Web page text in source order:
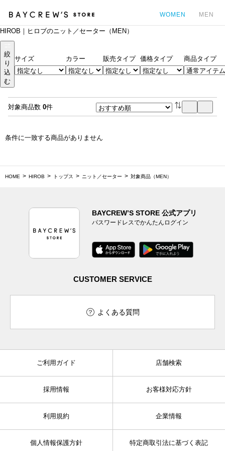
WOMEN MEN
HIROB｜ヒロブのニット／セーター（MEN）
絞
り
込
む
サイズ カラー 販売タイプ 価格タイプ 商品タイプ
対象商品数 0件
条件に一致する商品がありません
HOME HIROB トップス ニット／セーター 対象商品（MEN）
BAYCREW’S STORE 公式アプリ
パスワードレスでかんたんログイン
CUSTOMER SERVICE
よくある質問
ご利用ガイド 店舗検索
採用情報 お客様対応方針
利用規約 企業情報
個人情報保護方針 特定商取引法に基づく表記